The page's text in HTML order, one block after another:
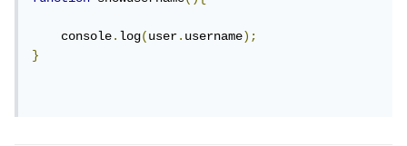
    console
.log(user.username);
}